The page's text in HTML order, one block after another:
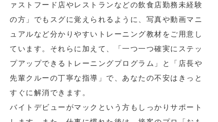
ァストフード店やレストランなどの飲食店勤務未経験
の方」でもスグに覚えられるように、写真や動画マニ
ュアルなど分かりやすいトレーニング教材をご用意し
ています。それらに加えて、「一つ一つ確実にステッ
プアップできるトレーニングプログラム」と「店長や
先輩クルーの丁寧な指導」で、あなたの不安はきっと
すぐに解消できます。
バイトデビューがマックという方もしっかりサポート